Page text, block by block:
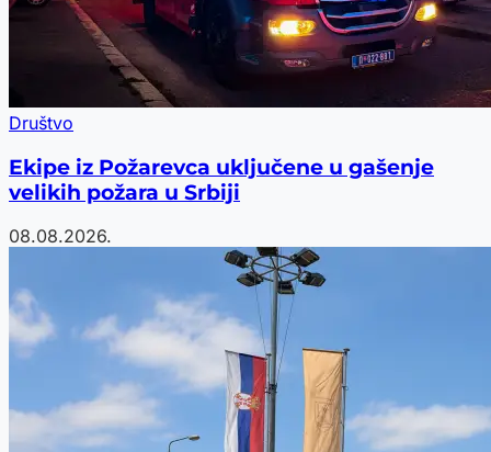
Društvo
Ekipe iz Požarevca uključene u gašenje
velikih požara u Srbiji
08.08.2026.